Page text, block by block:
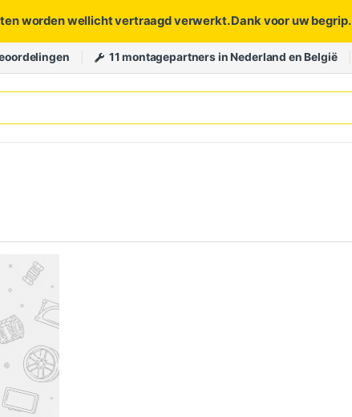
worden wellicht vertraagd verwerkt. Dank voor uw begrip.
11 montagepartners in Nederland en België